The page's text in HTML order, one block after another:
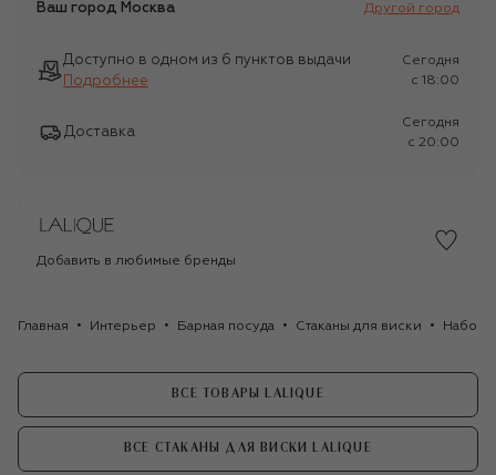
Ваш город Москва Другой город
Доступно в одном из 6 пунктов выдачи
Подробнее
Сегодня
c 18:00
Доставка
Сегодня
c 20:00
Добавить в любимые бренды
Главная Интерьер Барная посуда Стаканы для виски Набор
ВСЕ ТОВАРЫ LALIQUE
ВСЕ СТАКАНЫ ДЛЯ ВИСКИ LALIQUE